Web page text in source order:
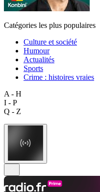
Catégories les plus populaires
Culture et société
Humour
Actualités
Sports
Crime : histoires vraies
A - H
I - P
Q - Z